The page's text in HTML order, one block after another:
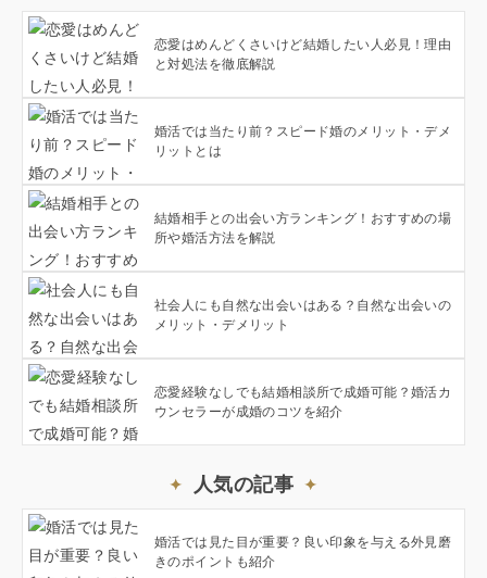
恋愛はめんどくさいけど結婚したい人必見！理由
と対処法を徹底解説
婚活では当たり前？スピード婚のメリット・デメ
リットとは
結婚相手との出会い方ランキング！おすすめの場
所や婚活方法を解説
社会人にも自然な出会いはある？自然な出会いの
メリット・デメリット
恋愛経験なしでも結婚相談所で成婚可能？婚活カ
ウンセラーが成婚のコツを紹介
人気の記事
婚活では見た目が重要？良い印象を与える外見磨
きのポイントも紹介